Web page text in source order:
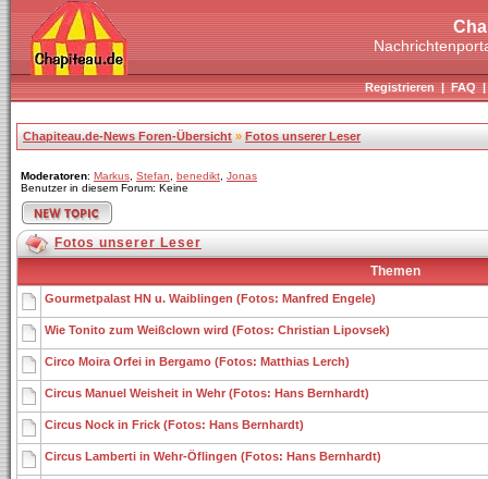
Registrieren|FAQ
Chapiteau.de-News Foren-Übersicht » Fotos unserer Leser
Moderatoren: Markus Stefan benedikt Jonas
Benutzer in diesem Forum: Keine
Fotos unserer Leser
Themen
Gourmetpalast HN u. Waiblingen (Fotos: Manfred Engele)
Wie Tonito zum Weißclown wird (Fotos: Christian Lipovsek)
Circo Moira Orfei in Bergamo (Fotos: Matthias Lerch)
Circus Manuel Weisheit in Wehr (Fotos: Hans Bernhardt)
Circus Nock in Frick (Fotos: Hans Bernhardt)
Circus Lamberti in Wehr-Öflingen (Fotos: Hans Bernhardt)